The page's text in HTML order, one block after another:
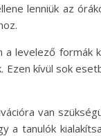
lenniük az
levelező formák
kívül sok
van
a tanulók